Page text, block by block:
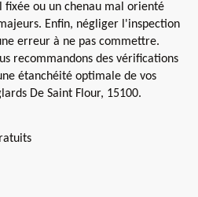
ou un chenau mal orienté
Enfin, négliger l'inspection
erreur à ne pas commettre.
recommandons des vérifications
étanchéité optimale de vos
De Saint Flour, 15100.